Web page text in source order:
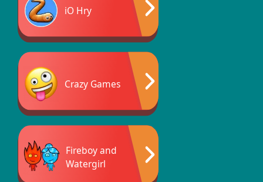
iO Hry
Crazy Games
Fireboy and
Watergirl